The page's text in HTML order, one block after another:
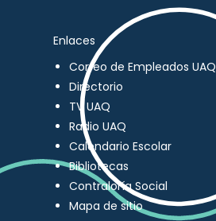
Enlaces
Correo de Empleados UAQ
Directorio
TV UAQ
Radio UAQ
Calendario Escolar
Bibliotecas
Contraloría Social
Mapa de sitio